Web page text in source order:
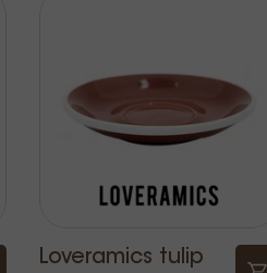
Loveramics tulip